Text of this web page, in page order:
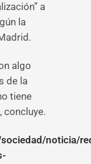
a
la
algo
de la
tiene
concluye.
noticia/